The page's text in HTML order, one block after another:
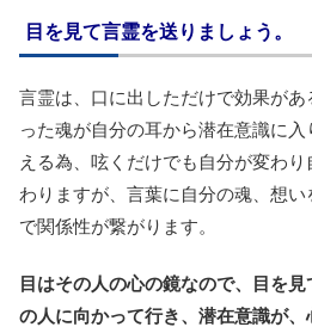
目を見て言霊を送りましょう。
言霊は、口に出しただけで効果が
った魂が自分の耳から潜在意識に
える為、呟くだけでも自分が変わ
わりますが、言葉に自分の魂、想
で関係性が繋がります。
目はその人の心の鏡なので、目を
の人に向かって行き、潜在意識が、